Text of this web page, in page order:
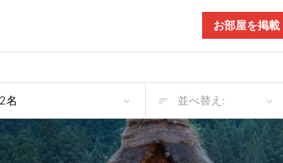
お部屋を掲載
並べ替え: